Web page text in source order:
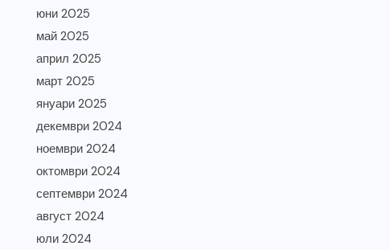
юни 2025
май 2025
април 2025
март 2025
януари 2025
декември 2024
ноември 2024
октомври 2024
септември 2024
август 2024
юли 2024